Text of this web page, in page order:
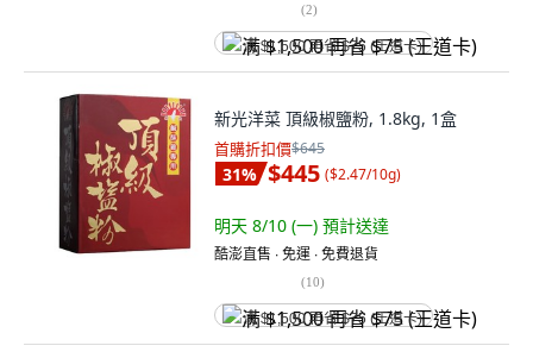
(2)
满 $1,500 再省 $75 (王道卡)
新光洋菜 頂級椒鹽粉, 1.8kg, 1盒
首購折扣價$645
31% $445 ($2.47/10g)
明天 8/10 (一) 預計送達
酷澎直售 ∙ 免運 ∙ 免費退貨
(10)
满 $1,500 再省 $75 (王道卡)